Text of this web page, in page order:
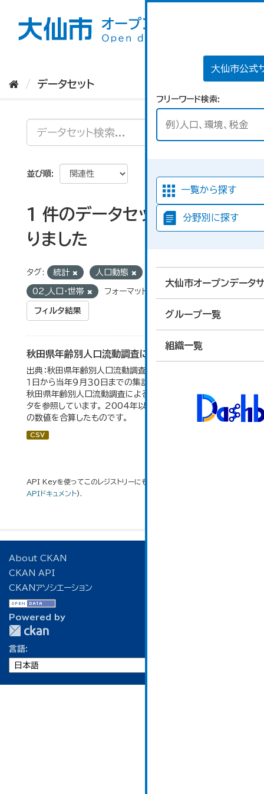
大仙市公式
フリーワード検索
一覧から探す
分野別に探す
大仙市オープンデータ
グループ一覧
組織一覧
データセット
並び順
1 件のデータセットが見つか
りました
タグ: 統計 人口動態
02_人口・世帯 フォーマット:
フィルタ結果
秋田県年齢別人口流動調査による人口動態の推移
出典：秋田県年齢別人口流動調査。 各年ともに、前年１０月
１日から当年９月３０日までの集計。 大仙市の統計「2-10
秋田県年齢別人口流動調査による人口動態の推移」のデー
タを参照しています。 2004年以前の数値は合併前市町村
の数値を合算したものです。
CSV
API Keyを使ってこのレジストリーにもアクセス可能です
APIドキュメント).
About CKAN
CKAN API
CKANアソシエーション
Powered by
言語